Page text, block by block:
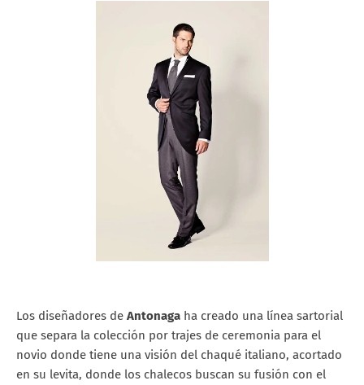
Los diseñadores de Antonaga ha creado una línea sartorial
que separa la colección por trajes de ceremonia para el
novio donde tiene una visión del chaqué italiano, acortado
en su levita, donde los chalecos buscan su fusión con el